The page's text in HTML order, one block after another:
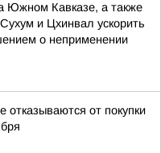
Южном Кавказе, а также
и Цхинвал ускорить
о неприменении
отказываются от покупки